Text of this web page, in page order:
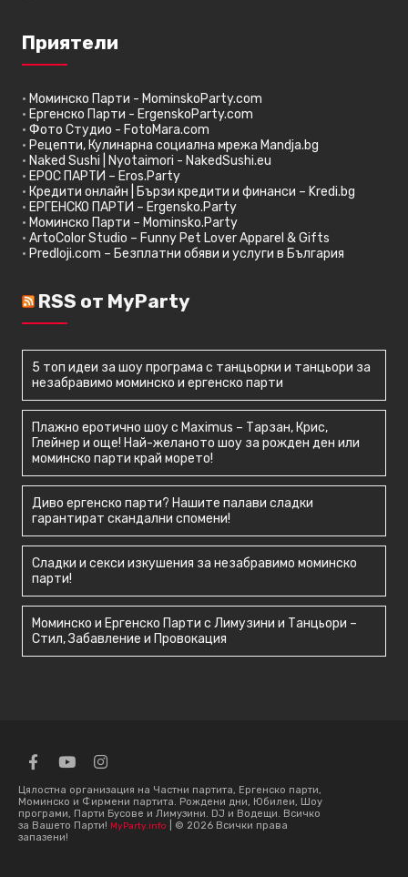
Приятели
• Моминско Парти - MominskoParty.com
• Ергенско Парти - ErgenskoParty.com
•Фото Студио - FotoMara.com
• Рецепти, Кулинарна социална мрежа Mandja.bg
• Naked Sushi | Nyotaimori - NakedSushi.eu
• ЕРОС ПАРТИ – Eros.Party
• Кредити онлайн | Бързи кредити и финанси – Kredi.bg
• ЕРГЕНСКО ПАРТИ – Ergensko.Party
• Моминско Парти – Mominsko.Party
•ArtoColor Studio – Funny Pet Lover Apparel & Gifts
• Predloji.com – Безплатни обяви и услуги в България
RSS от MyParty
5 топ идеи за шоу програма с танцьорки и танцьори за
незабравимо моминско и ергенско парти
Плажно еротично шоу с Maximus – Тарзан, Крис,
Глейнер и още! Най-желаното шоу за рожден ден или
моминско парти край морето!
Диво ергенско парти? Нашите палави сладки
гарантират скандални спомени!
Сладки и секси изкушения за незабравимо моминско
парти!
Моминско и Ергенско Парти с Лимузини и Танцьори –
Стил, Забавление и Провокация
Цялостна организация на Частни партита, Ергенско парти,
Моминско и Фирмени партита. Рождени дни, Юбилеи, Шоу
програми, Парти Бусове и Лимузини. DJ и Водещи. Всичко
за Вашето Парти! MyParty.info
| © 2026 Всички права
запазени!